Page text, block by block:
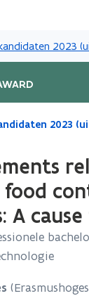
en
2023
2023
food
A